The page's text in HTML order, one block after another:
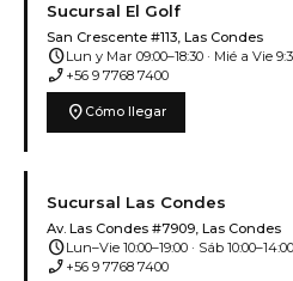
Sucursal El Golf
San Crescente #113, Las Condes
scheduleLun y Mar 09:00–18:30 · Mié a Vie
phone_enabled +56 9 7768 7400
location_on Cómo llegar
Sucursal Las Condes
Av. Las Condes #7909, Las Condes
scheduleLun–Vie 10:00–19:00 · Sáb 10:00–14:00
phone_enabled +56 9 7768 7400